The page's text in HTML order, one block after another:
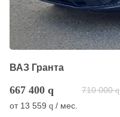
ВАЗ Гранта
667 400 q 710 000 q
от 13 559 q / мес.